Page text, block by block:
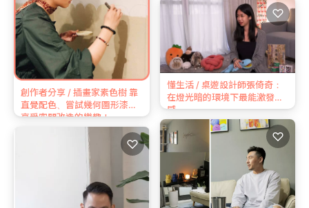
創作者分享 / 插畫家素色樹 靠
直覺配色、嘗試幾何圖形漆法
享受空間改造的樂趣！
懂生活 / 桌遊設計師張倚奇：
在燈光暗的環境下最能激發靈
感
♡
♡
♡